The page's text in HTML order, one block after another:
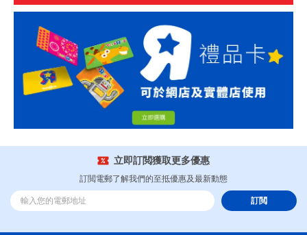
立即訂閲獲取更多優惠
訂閲電郵了解我們的至抵優惠及最新動態
訂閲